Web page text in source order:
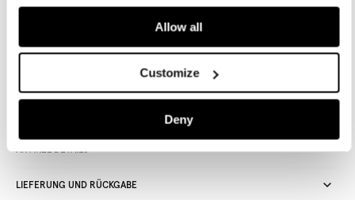
Allow all
Customize
Deny
im Store
ARTIKEL DETAILS
LIEFERUNG UND RÜCKGABE